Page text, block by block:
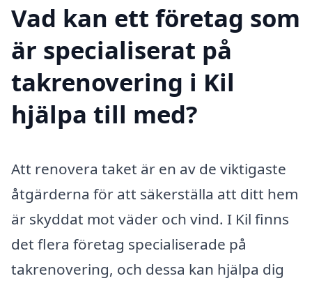
Vad kan ett företag som
är specialiserat på
takrenovering i Kil
hjälpa till med?
Att renovera taket är en av de viktigaste
åtgärderna för att säkerställa att ditt hem
är skyddat mot väder och vind. I Kil finns
det flera företag specialiserade på
takrenovering, och dessa kan hjälpa dig